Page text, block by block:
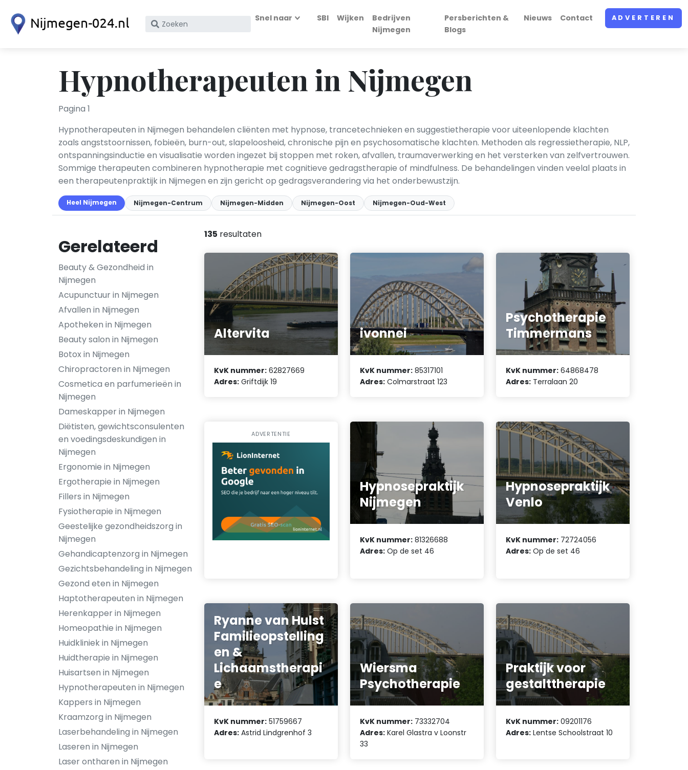
Zoek
KvK
nummer
Snel naar SBI Wijken
Bedrijven
Nijmegen
Persberichten &
Blogs
Nieuws Contact ADVERTEREN
Hypnotherapeuten in Nijmegen
Pagina 1
Hypnotherapeuten in Nijmegen behandelen cliënten met hypnose, trancetechnieken en suggestietherapie voor uiteenlopende klachten
zoals angststoornissen, fobieën, burn-out, slapeloosheid, chronische pijn en psychosomatische klachten. Methoden als regressietherapie, NLP,
ontspanningsinductie en visualisatie worden ingezet bij stoppen met roken, afvallen, traumaverwerking en het versterken van zelfvertrouwen.
Sommige therapeuten combineren hypnotherapie met cognitieve gedragstherapie of mindfulness. De behandelingen vinden veelal plaats in
een therapeutenpraktijk in Nijmegen en zijn gericht op gedragsverandering via het onderbewustzijn.
Heel Nijmegen Nijmegen-Centrum Nijmegen-Midden Nijmegen-Oost Nijmegen-Oud-West
Gerelateerd
Beauty & Gezondheid in
Nijmegen
Acupunctuur in Nijmegen
Afvallen in Nijmegen
Apotheken in Nijmegen
Beauty salon in Nijmegen
Botox in Nijmegen
Chiropractoren in Nijmegen
Cosmetica en parfumerieën in
Nijmegen
Dameskapper in Nijmegen
Diëtisten, gewichtsconsulenten
en voedingsdeskundigen in
Nijmegen
Ergonomie in Nijmegen
Ergotherapie in Nijmegen
Fillers in Nijmegen
Fysiotherapie in Nijmegen
Geestelijke gezondheidszorg in
Nijmegen
Gehandicaptenzorg in Nijmegen
Gezichtsbehandeling in Nijmegen
Gezond eten in Nijmegen
Haptotherapeuten in Nijmegen
Herenkapper in Nijmegen
Homeopathie in Nijmegen
Huidkliniek in Nijmegen
Huidtherapie in Nijmegen
Huisartsen in Nijmegen
Hypnotherapeuten in Nijmegen
Kappers in Nijmegen
Kraamzorg in Nijmegen
Laserbehandeling in Nijmegen
Laseren in Nijmegen
Laser ontharen in Nijmegen
135 resultaten
Altervita
KvK nummer: 62827669
Adres: Griftdijk 19
ivonnei
KvK nummer: 85317101
Adres: Colmarstraat 123
Psychotherapie
Timmermans
KvK nummer: 64868478
Adres: Terralaan 20
ADVERTENTIE
Hypnosepraktijk
Nijmegen
KvK nummer: 81326688
Adres: Op de set 46
Hypnosepraktijk
Venlo
KvK nummer: 72724056
Adres: Op de set 46
Ryanne van Hulst
Familieopstelling
en &
Lichaamstherapi
e
KvK nummer: 51759667
Adres: Astrid Lindgrenhof 3
Wiersma
Psychotherapie
KvK nummer: 73332704
Adres: Karel Glastra v Loonstr
33
Praktijk voor
gestalttherapie
KvK nummer: 09201176
Adres: Lentse Schoolstraat 10